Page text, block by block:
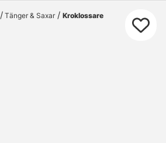
Tänger & Saxar Kroklossare